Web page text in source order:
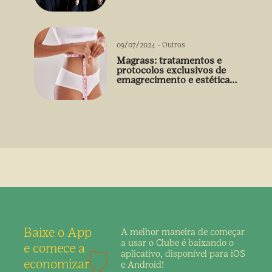
09/07/2024 - Outros
Magrass: tratamentos e
protocolos exclusivos de
emagrecimento e estética
Baixe o App
e comece a
economizar
A melhor maneira de começar
a usar o Clube é baixando o
aplicativo, disponível para iOS
e Android!